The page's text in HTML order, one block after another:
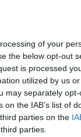
of your
the below opt-out
is processed
utilized by us
may separately
the IAB’s list of
parties on the
parties.
very poor street
or German
The breakfast
OUI
can speak Italian.
OUI